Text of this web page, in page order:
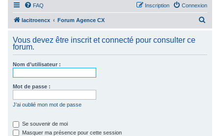
FAQ Connexion
Inscription
lacitroencx Forum Agence CX
h
Vous devez être inscrit et connecté pour consulter ce
forum.
Nom d’utilisateur :
Mot de passe :
J’ai oublié mon mot de passe
Se souvenir de moi
Masquer ma présence pour cette session